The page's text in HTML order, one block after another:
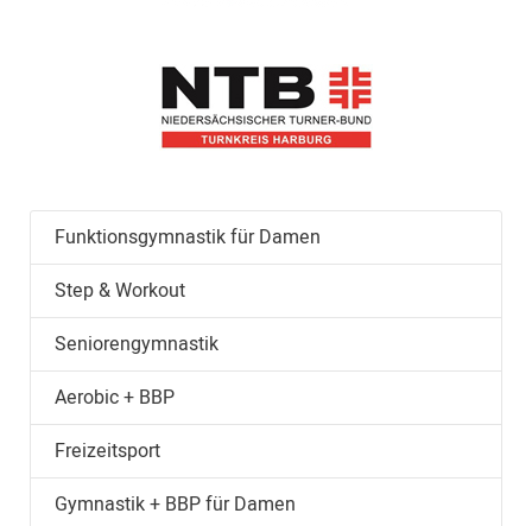
Funktionsgymnastik für Damen
Step & Workout
Seniorengymnastik
Aerobic + BBP
Freizeitsport
Gymnastik + BBP für Damen